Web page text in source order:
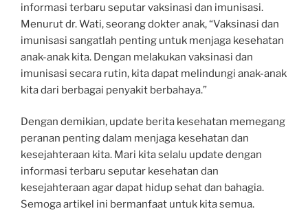
informasi terbaru seputar vaksinasi dan imunisasi.
Menurut dr. Wati, seorang dokter anak, “Vaksinasi dan
imunisasi sangatlah penting untuk menjaga kesehatan
anak-anak kita. Dengan melakukan vaksinasi dan
imunisasi secara rutin, kita dapat melindungi anak-anak
kita dari berbagai penyakit berbahaya.”
Dengan demikian, update berita kesehatan memegang
peranan penting dalam menjaga kesehatan dan
kesejahteraan kita. Mari kita selalu update dengan
informasi terbaru seputar kesehatan dan
kesejahteraan agar dapat hidup sehat dan bahagia.
Semoga artikel ini bermanfaat untuk kita semua.